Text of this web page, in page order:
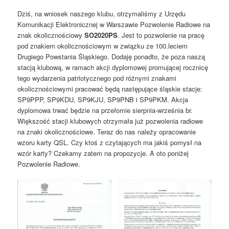
Dziś, na wniosek naszego klubu, otrzymaliśmy z Urzędu
Komunikacji Elektronicznej w Warszawie Pozwolenie Radiowe na
znak okolicznościowySO2020PS. Jest to pozwolenie na pracę
pod znakiem okolicznościowym w związku ze 100.leciem
Drugiego Powstania Śląskiego. Dodaję ponadto, że poza naszą
stacją klubową, w ramach akcji dyplomowej promującej rocznicę
tego wydarzenia patriotycznego pod różnymi znakami
okolicznościowymi pracować będą następujące śląskie stacje:
SP9PPP, SP9KDU, SP9KJU, SP9PNB i SP9PKM. Akcja
dyplomowa trwać będzie na przełomie sierpnia-września br.
Większość stacji klubowych otrzymała już pozwolenia radiowe
na znaki okolicznościowe. Teraz do nas należy opracowanie
wzoru karty QSL. Czy ktoś z czytających ma jakiś pomysł na
wzór karty? Czekamy zatem na propozycje. A oto poniżej
Pozwolenie Radiowe.